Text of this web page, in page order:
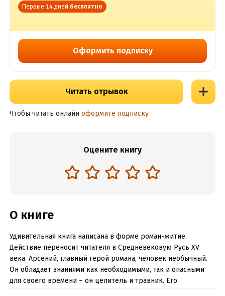
Первые 14 дней бесплатно
Оформить подписку
Читать отрывок
Чтобы читать онлайн оформите подписку
Оцените книгу
О книге
Удивительная книга написана в форме роман-житие.
Действие переносит читателя в Средневековую Русь XV
века. Арсений, главный герой романа, человек необычный.
Он обладает знаниями как необходимыми, так и опасными
для своего времени – он целитель и травник. Его